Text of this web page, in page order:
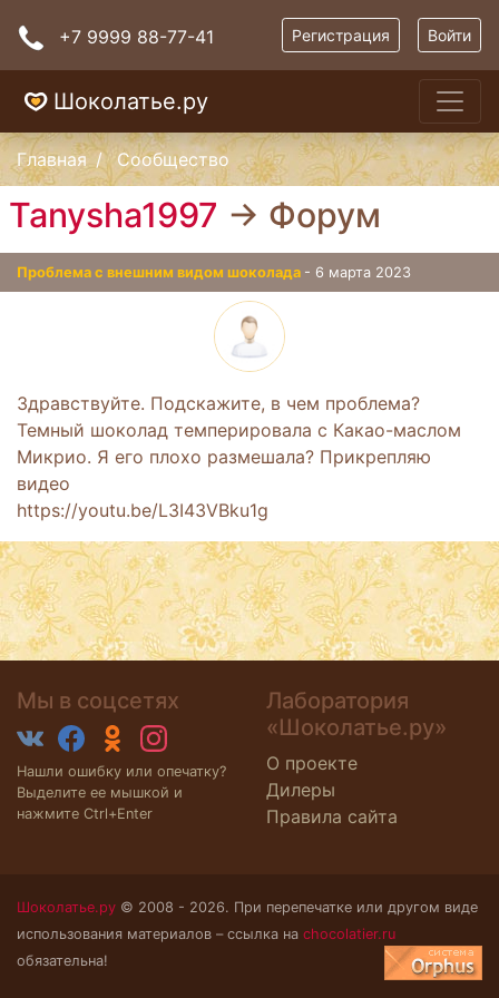
+7 9999 88-77-41 Регистрация Войти
Шоколатье.ру
Главная Сообщество
Tanysha1997 → Форум
Проблема с внешним видом шоколада - 6 марта 2023
Здравствуйте. Подскажите, в чем проблема?
Темный шоколад темперировала с Какао-маслом
Микрио. Я его плохо размешала? Прикрепляю
видео
https://youtu.be/L3I43VBku1g
Мы в соцсетях
Нашли ошибку или опечатку?
Выделите ее мышкой и
нажмите Ctrl+Enter
Лаборатория
«Шоколатье.ру»
О проекте
Дилеры
Правила сайта
Шоколатье.ру © 2008 - 2026. При перепечатке или другом виде
использования материалов – ссылка на chocolatier.ru
обязательна!